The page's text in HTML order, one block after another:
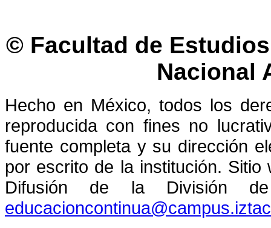
© Facultad de
Nacional
Hecho en México, todos los
reproducida con fines no
fuente completa y su dirección
por escrito de la institución.
Difusión de la División